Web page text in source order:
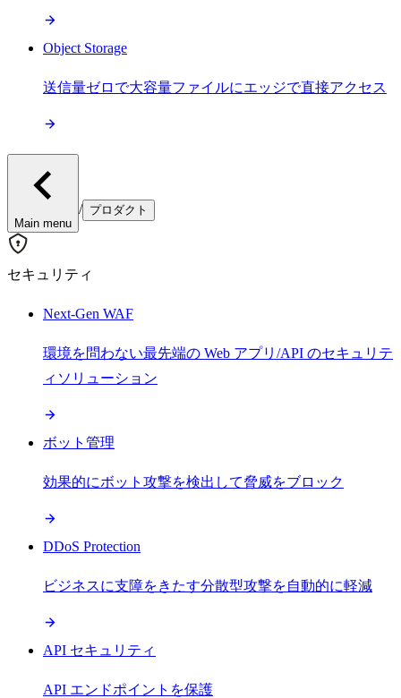
Object Storage
送信量ゼロで大容量ファイルにエッジで直接アクセス
Main menu
/ プロダクト
セキュリティ
Next-Gen WAF
環境を問わない最先端の Web アプリ/API のセキュリテ
ィソリューション
ボット管理
効果的にボット攻撃を検出して脅威をブロック
DDoS Protection
ビジネスに支障をきたす分散型攻撃を自動的に軽減
API セキュリティ
API エンドポイントを保護